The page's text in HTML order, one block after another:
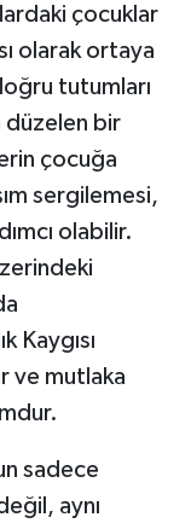
çocuklar
olarak ortaya
tutumları
bir
çocuğa
sergilemesi,
olabilir.
Kaygısı
ve mutlaka
sadece
aynı